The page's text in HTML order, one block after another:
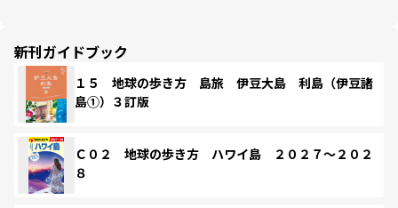
新刊ガイドブック
１５ 地球の歩き方 島旅 伊豆大島 利島（伊豆諸
島①）３訂版
Ｃ０２ 地球の歩き方 ハワイ島 ２０２７～２０２
８